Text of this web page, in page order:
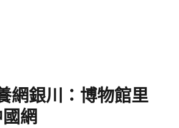
網銀川：博物館里
網